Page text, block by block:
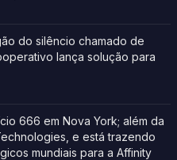
do silêncio chamado de
lança solução para
666 em Nova York; além da
e está trazendo
mundiais para a Affinity